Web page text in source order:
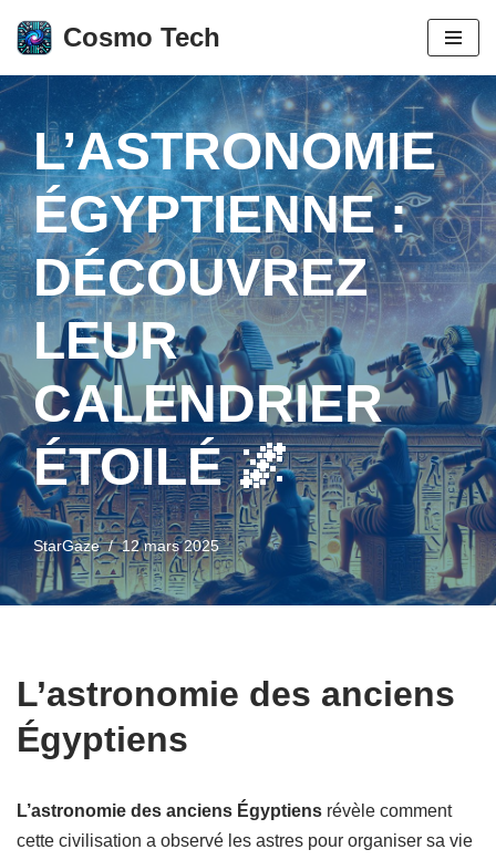
Aller
au
contenu
Cosmo Tech
L’ASTRONOMIE
ÉGYPTIENNE :
DÉCOUVREZ
LEUR
CALENDRIER
ÉTOILÉ 🌌
StarGaze 12 mars 2025
L’astronomie des anciens
Égyptiens
L’astronomie des anciens Égyptiens révèle comment
cette civilisation a observé les astres pour organiser sa vie